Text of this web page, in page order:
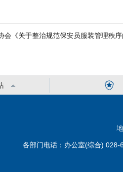
会《关于整治规范保安员服装管理秩
各部门电话：办公室(综合)